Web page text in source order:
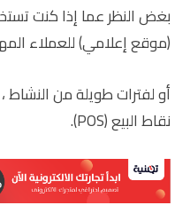
بغض النظر عما إذا كنت
(موقع إعلامي) للعملاء
أو لفترات طويلة من النشاط ،
نقاط البيع (POS).